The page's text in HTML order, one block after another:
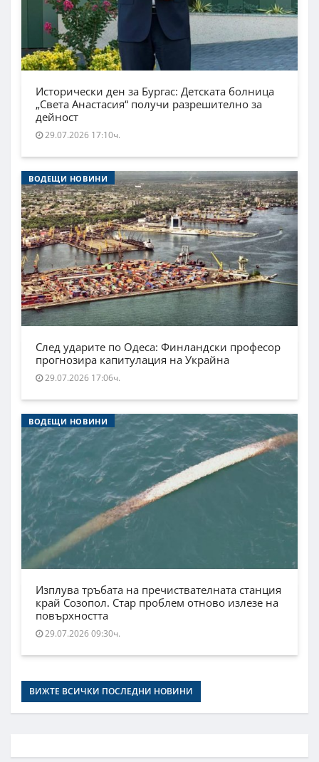
Исторически ден за Бургас: Детската болница
„Света Анастасия“ получи разрешително за
дейност
29.07.2026 17:10ч.
ВОДЕЩИ НОВИНИ
След ударите по Одеса: Финландски професор
прогнозира капитулация на Украйна
29.07.2026 17:06ч.
ВОДЕЩИ НОВИНИ
Изплува тръбата на пречиствателната станция
край Созопол. Стар проблем отново излезе на
повърхността
29.07.2026 09:30ч.
ВИЖТЕ ВСИЧКИ ПОСЛЕДНИ НОВИНИ